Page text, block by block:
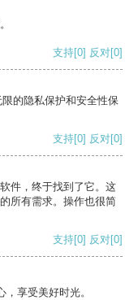
支持[0] 反对[0]
的隐私保护和安全性保
支持[0] 反对[0]
件，终于找到了它。这
所有需求。操作也很简
支持[0] 反对[0]
享受美好时光。